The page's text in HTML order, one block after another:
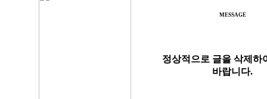
MESSAGE
정상적으로 글을 삭제하
바랍니다.